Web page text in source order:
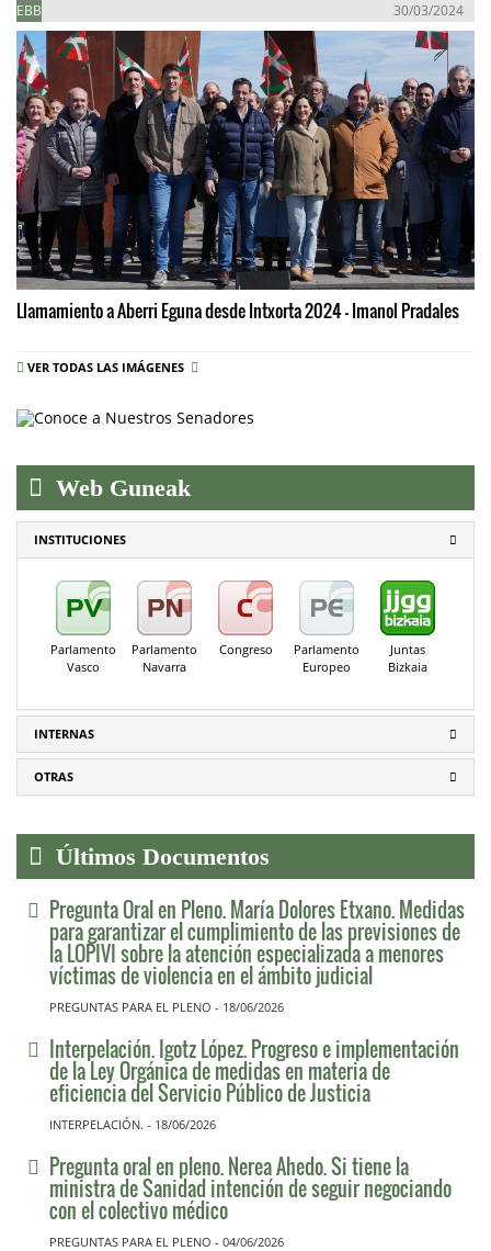
EBB 30/03/2024
Llamamiento a Aberri Eguna desde Intxorta 2024 - Imanol Pradales
VER TODAS LAS IMÁGENES
Web Guneak
INSTITUCIONES
Parlamento
Vasco
Parlamento
Navarra
Congreso
Parlamento
Europeo
Juntas
Bizkaia
INTERNAS
OTRAS
Últimos Documentos
Pregunta Oral en Pleno. María Dolores Etxano. Medidas
para garantizar el cumplimiento de las previsiones de
la LOPIVI sobre la atención especializada a menores
víctimas de violencia en el ámbito judicial
PREGUNTAS PARA EL PLENO - 18/06/2026
Interpelación. Igotz López. Progreso e implementación
de la Ley Orgánica de medidas en materia de
eficiencia del Servicio Público de Justicia
INTERPELACIÓN. - 18/06/2026
Pregunta oral en pleno. Nerea Ahedo. Si tiene la
ministra de Sanidad intención de seguir negociando
con el colectivo médico
PREGUNTAS PARA EL PLENO - 04/06/2026